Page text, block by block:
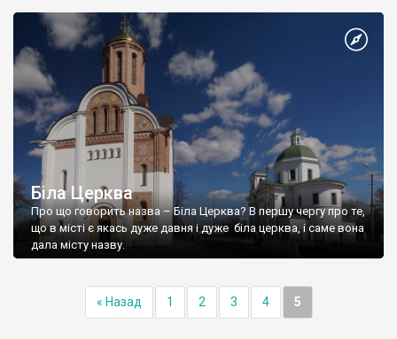
Біла Церква
Про що говорить назва – Біла Церква? В першу чергу про те,
що в місті є якась дуже давня і дуже біла церква, і саме вона
дала місту назву.
« Назад 1 2 3 4 5